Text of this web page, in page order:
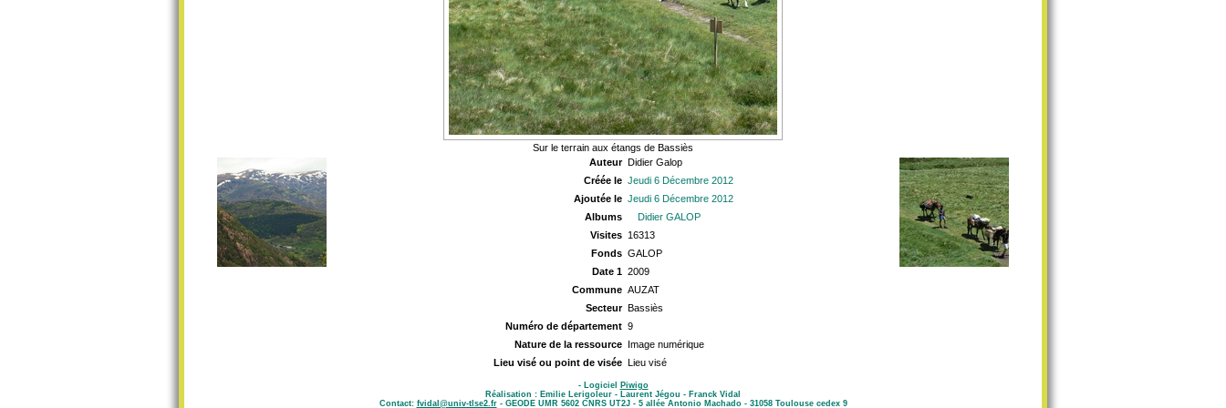
Sur le terrain aux étangs de Bassiès
Auteur Didier Galop
Créée le Jeudi 6 Décembre 2012
Ajoutée le Jeudi 6 Décembre 2012
Albums
Didier GALOP
Visites 16313
Fonds GALOP
Date 1 2009
Commune AUZAT
Secteur Bassiès
Numéro de département 9
Nature de la ressource Image numérique
Lieu visé ou point de visée Lieu visé
- Logiciel
Piwigo
Réalisation : Emilie Lerigoleur - Laurent Jégou - Franck Vidal
Contact: fvidal@univ-tlse2.fr- GEODE UMR 5602 CNRS UT2J - 5 allée Antonio Machado - 31058 Toulouse cedex 9